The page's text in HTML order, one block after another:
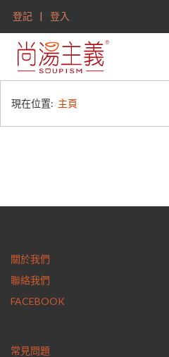
登記 登入
現在位置: 主頁
關於我們
聯絡我們
FACEBOOK
常見問題